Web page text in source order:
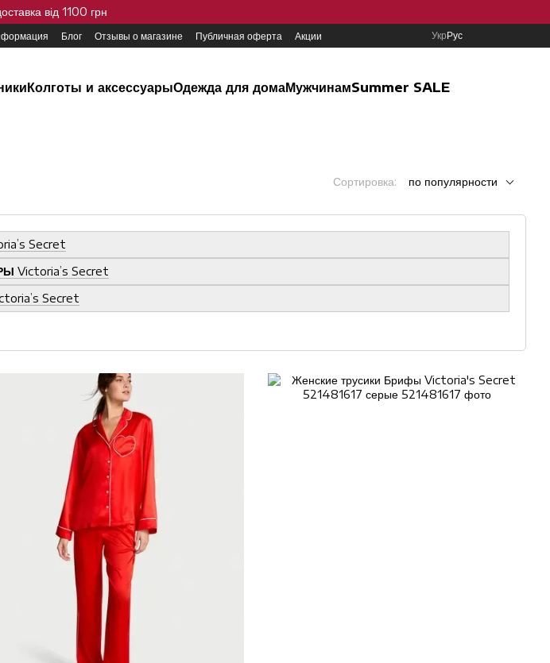
від 1100 грн
Блог Отзывы о магазине Публичная оферта Акции УкрРус
Колготы и аксессуарыОдежда для домаМужчинамSummer SALE
Сортировка: по популярности
Secret
Victoria’s Secret
Secret
без стеснения и дискомфорта. Название компании связано с английской королевой Викторией,
роскошь, утонченность и женский стиль. Эта концепция вдохновила основателя на создание
подчёркивают красоту и уверенность женщины.
Лесли Векснера Victoria’s Secret получила новый импульс развития и быстро стала
в индустрии моды.
Secret по всему миру пользуются огромной популярностью, ведь бренд удачно сочетает
особенностей Victoria’s Secret является уникальный опыт покупок. Каждый магазин
вкусом, подчеркивающим престиж и эстетику бренда. Мировые показы Victoria’s
стали настоящим культурным событием, демонстрируя не только новые коллекции, но и
вдохновляет женщин чувствовать себя уверенно и сексуально каждый день.
основана на том, что каждая женщина заслуживает внимания к себе, комфорта и
от покупки. Сегодня можно купить Victoria’s Secret в Украине через официальные
платформы. Продукция бренда сочетает высокое качество, современный дизайн и
делая стиль и красоту доступными.